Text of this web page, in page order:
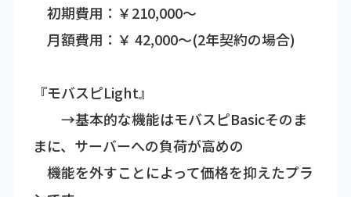
初期費用：￥210,000～
月額費用：￥ 42,000～(2年契約の場合)
『モバスピLight』
→基本的な機能はモバスピBasicそのま
まに、サーバーへの負荷が高めの
機能を外すことによって価格を抑えたプラ